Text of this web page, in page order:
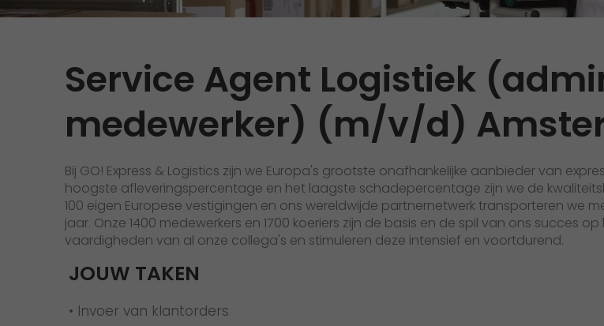
Tiroler Currywurst in
GO! erhält Auszeichnung
„Höchste Kundenempfehlung“
vom Handelsblatt
>
Kontakt
Zertifizierungen
Auszeichnungen
Presse
Pressematerial
GO! Pressekontakt
>
Service Agent Logistiek
medewerker) (m/v/d)
Bij GO! Express & Logistics zijn we Europa's grootste onafhankelijke aanbieder van
hoogste afleveringspercentage en het laagste schadepercentage zijn we de
100 eigen Europese vestigingen en ons wereldwijde partnernetwerk transporteren we
jaar. Onze 1400 medewerkers en 1700 koeriers zijn de basis en de spil van ons succes
vaardigheden van al onze collega's en stimuleren deze intensief en voortdurend.
JOUW TAKEN
• Invoer van klantorders